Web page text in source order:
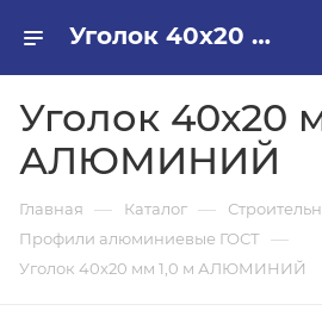
Уголок 40х20 мм 1,0 м АЛЮМИНИЙ в ПИЛОН — купить стройматериалы в интернет-магазине ПИЛОН с доставкой оптом и в розницу
Уголок 40х20
АЛЮМИНИЙ
Главная — Каталог —
Профили алюминиевые ГОСТ —
Уголок 40х20 мм 1,0 м АЛЮМИНИЙ